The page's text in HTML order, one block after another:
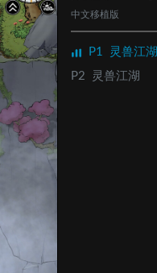
中文移植版
P1
灵兽江湖
P2
灵兽江湖